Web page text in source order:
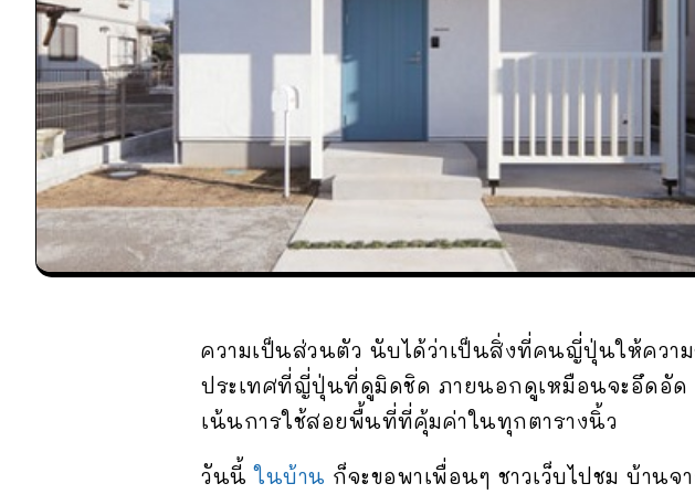
ความเป็นส่วนตัว นับได้ว่าเป็นสิ่งที่คนญี่ปุ่นให้ควา
ประเทศที่ญี่ปุ่นที่ดูมิดชิด ภายนอกดูเหมือนจะอึดอัด
เน้นการใช้สอยพื้นที่ที่คุ้มค่าในทุกตารางนิ้ว
วันนี้ในบ้าน ก็จะขอพาเพื่อนๆ ชาวเว็บไปชม บ้า